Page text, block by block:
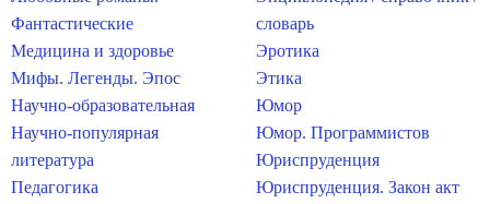
Фантастические
Медицина и здоровье
Мифы. Легенды. Эпос
Научно-образовательная
Научно-популярная
литература
Педагогика
словарь
Эротика
Этика
Юмор
Юмор. Программистов
Юриспруденция
Юриспруденция. Закон акт